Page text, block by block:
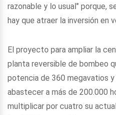
razonable y lo usual" porque,
hay que atraer la inversión en
El proyecto para ampliar la
planta reversible de bombeo
potencia de 360 megavatios y
abastecer a más de 200.000
multiplicar por cuatro su